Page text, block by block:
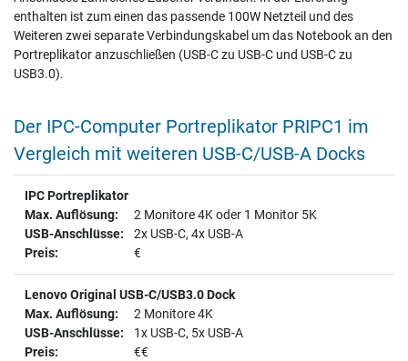
enthalten ist zum einen das passende 100W Netzteil und des
Weiteren zwei separate Verbindungskabel um das Notebook an den
Portreplikator anzuschließen (USB-C zu USB-C und USB-C zu
USB3.0).
Der IPC-Computer Portreplikator PRIPC1 im
Vergleich mit weiteren USB-C/USB-A Docks
IPC Portreplikator
2 Monitore 4K oder 1 Monitor 5K
2x USB-C, 4x USB-A
€
Lenovo Original USB-C/USB3.0 Dock
2 Monitore 4K
1x USB-C, 5x USB-A
€€